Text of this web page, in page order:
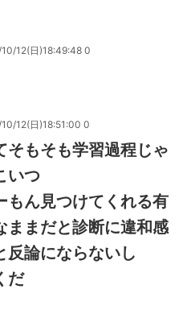
12(日)18:49:48 0
12(日)18:51:00 0
そもそも学習過程じゃ
いつ
もん見つけてくれる有
ままだと診断に違和感
反論にならないし
だ